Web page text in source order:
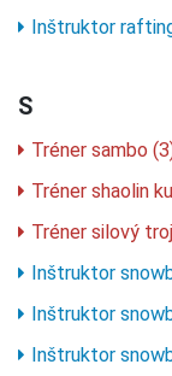
Inštruktor
S
Tréner sambo
Tréner shaolin
Tréner silový
Inštruktor
Inštruktor
Inštruktor